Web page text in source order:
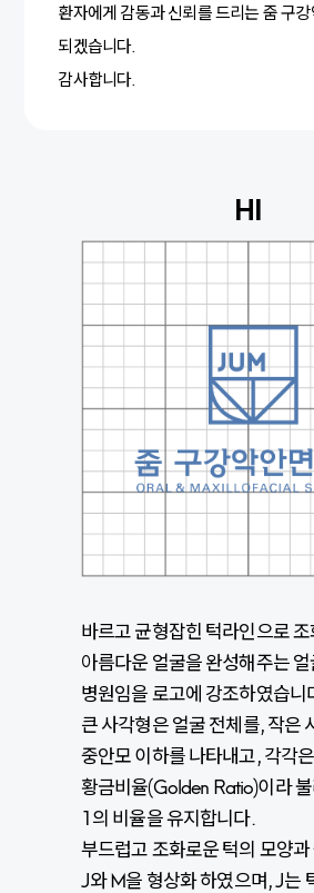
환자에게 감동과 신뢰를 드리는 줌 구
되겠습니다.
감사합니다.
HI
바르고 균형잡힌 턱라인으로
아름다운 얼굴을 완성해주는
병원임을 로고에 강조하였습니
큰 사각형은 얼굴 전체를, 작은
중안모 이하를 나타내고, 각각
황금비율(Golden Ratio)이라
1의 비율을 유지합니다.
부드럽고 조화로운 턱의 모양
J와 M을 형상화 하였으며, J는